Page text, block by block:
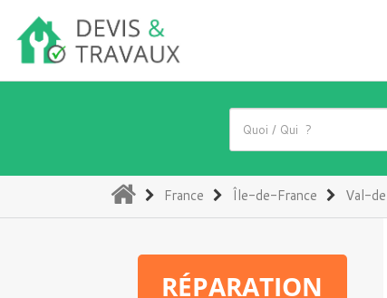
(current)
France Île-de-France Val-
RÉPARATION